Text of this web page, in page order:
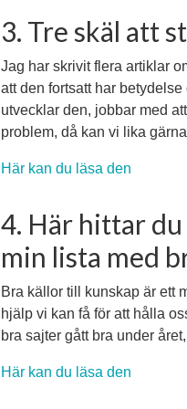
3. Tre skäl att
Jag har skrivit flera artiklar
att den fortsatt har
utvecklar den, jobbar med
problem, då kan vi lika
Här kan du läsa den
4. Här hittar
min lista med
Bra källor till kunskap är ett
hjälp vi kan få för att hålla
bra sajter gått bra under
Här kan du läsa den